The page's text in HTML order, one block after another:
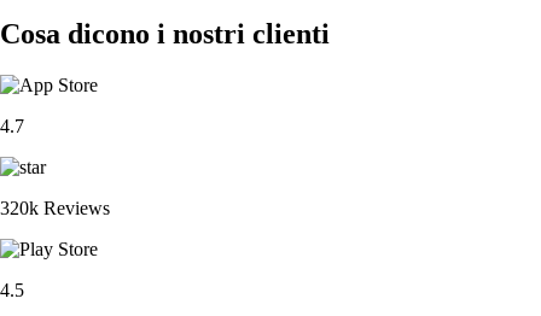
Cosa dicono i nostri clienti
4.7
320k Reviews
4.5